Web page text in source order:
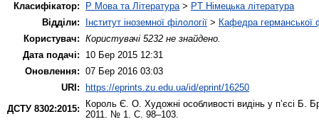
Класифікатор:
P Мова та Література> PT Німецька література
Відділи:
Інститут іноземної філології > Кафедра германської
Користувач: Користувачі 5232 не знайдено.
Дата подачі:
10 Бер 2015 12:31
Оновлення: 07 Бер 2016 03:03
URI:
https://eprints.zu.edu.ua/id/eprint/16250
ДСТУ 8302:2015:
Король Є. О. Художні особливості видінь у п’єсі
2011. № 1. С. 98–103.